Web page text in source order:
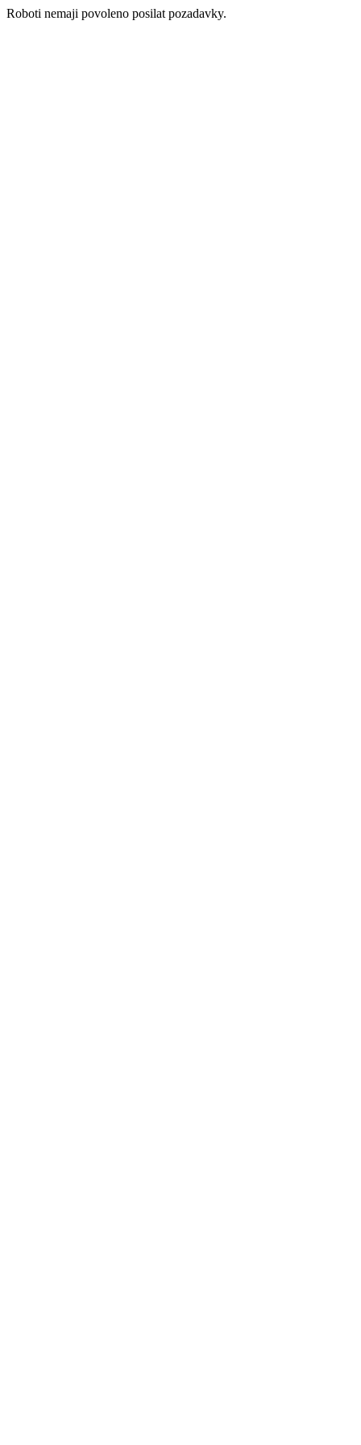
Roboti nemaji povoleno posilat pozadavky.